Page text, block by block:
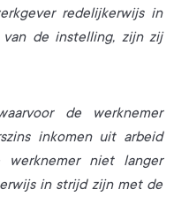
redelijkerwijs in
de instelling, zijn zij
de werknemer
inkomen uit arbeid
niet langer
in strijd zijn met de